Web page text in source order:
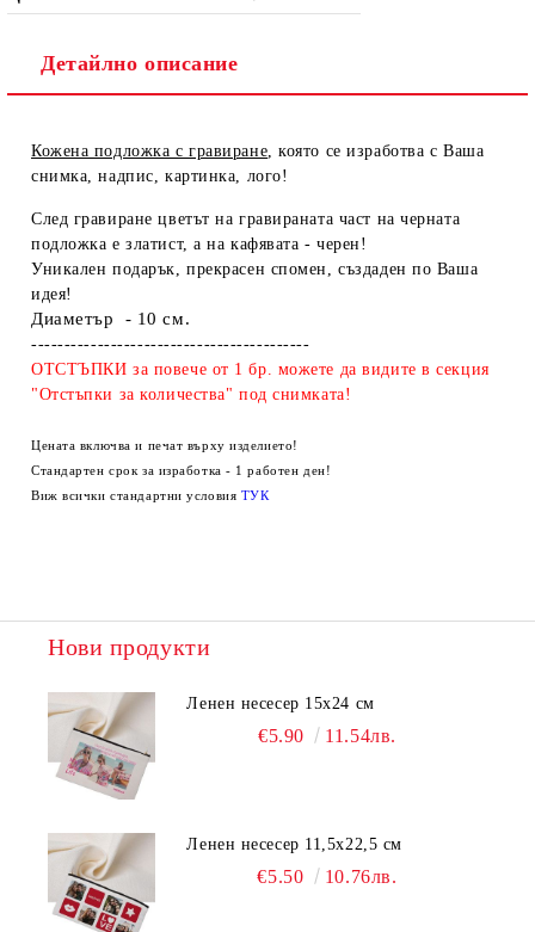
Детайлно описание
Кожена подложка с гравиране, която се изработва с Ваша
снимка, надпис, картинка, лого!
След гравиране цветът на гравираната част на черната
подложка е златист, а на кафявата - черен!
Уникален подарък, прекрасен спомен, създаден по Ваша
идея!
Диаметър - 10 см.
------------------------------------------
ОТСТЪПКИ за повече от 1 бр. можете да видите в секция
"Отстъпки за количества" под снимката!
Цената включва и печат върху изделието!
Стандартен срок за изработка - 1 работен ден!
Виж всички стандартни условия ТУК
Нови продукти
Ленен несесер 15х24 см
€5.90 11.54лв.
Ленен несесер 11,5х22,5 см
€5.50 10.76лв.